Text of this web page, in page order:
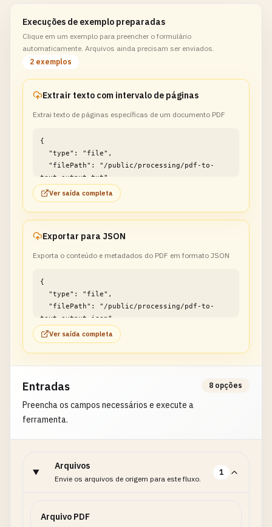
Execuções de exemplo preparadas
Clique em um exemplo para preencher o formulário
automaticamente. Arquivos ainda precisam ser enviados.
2 exemplos
Extrair texto com intervalo de páginas
Extrai texto de páginas específicas de um documento PDF
{
text-output.txt"
}
Ver saída completa
Exportar para JSON
Exporta o conteúdo e metadados do PDF em formato JSON
{
text-output.json"
}
Ver saída completa
Entradas
Preencha os campos necessários e execute a
ferramenta.
8 opções
Arquivos
Envie os arquivos de origem para este fluxo.
1
Arquivo PDF